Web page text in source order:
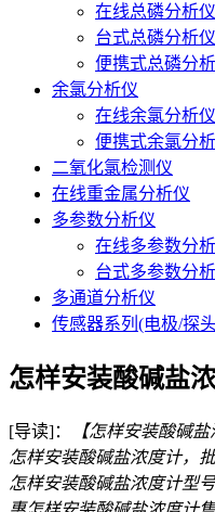
在线总磷分析仪
台式总磷分析仪
便携式总磷分
余氯分析仪
在线余氯分析仪
便携式余氯分
二氧化氯检测仪
在线重金属分析仪
多参数分析仪
在线多参数分
台式多参数分
多通道分析仪
传感器系列(电极/探
怎样安装酸碱盐
[导读]：
【怎样安装酸碱
怎样安装酸碱盐浓度计，
怎样安装酸碱盐浓度计型